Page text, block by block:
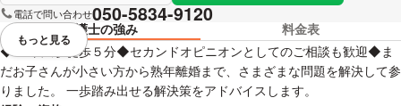
電話で問い合わせ050-5834-9120
弁護士の強み
料金表
◆JR帯広駅徒歩５分◆セカンドオピニオンとしてのご相談も歓迎◆ま
だお子さんが小さい方から熟年離婚まで、さまざまな問題を解決して参
りました。 一歩踏み出せる解決策をアドバイスします。
視覚的に省略されている要素を
もっと見る